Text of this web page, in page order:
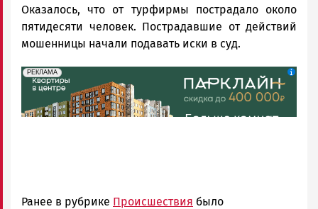
Оказалось, что от турфирмы пострадало около
пятидесяти человек. Пострадавшие от действий
мошенницы начали подавать иски в суд.
erid: 2SDnjdeSPnB
РЕКЛАМА
Реклама
Ранее в рубрике Происшествия было